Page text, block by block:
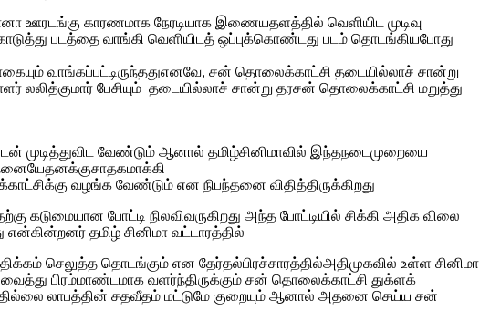
ஊரடங்கு காரணமாக நேரடியாக இணையதளத்தில் வெளியிட முடிவு
படத்தை வாங்கி வெளியிடத் ஒப்புக்கொண்டது படம் தொடங்கியபோது
வாங்கப்பட்டிருந்ததுஎனவே, சன் தொலைக்காட்சி தடையில்லாச் சான்று
பேசியும் தடையில்லாச் சான்று தரசன் தொலைக்காட்சி மறுத்து
முடித்துவிட வேண்டும் ஆனால் தமிழ்சினிமாவில் இந்தநடைமுறையை
வழங்க வேண்டும் என நிபந்தனை விதித்திருக்கிறது
கடுமையான போட்டி நிலவிவருகிறது அந்த போட்டியில் சிக்கி அதிக விலை
தமிழ் சினிமா வட்டாரத்தில்
செலுத்த தொடங்கும் என தேர்தல்பிரச்சாரத்தில்அதிமுகவில் உள்ள சினிமா
வைத்து பிரம்மாண்டமாக வளர்ந்திருக்கும் சன் தொலைக்காட்சி துக்ளக்
லாபத்தின் சதவீதம் மட்டுமே குறையும் ஆனால் அதனை செய்ய சன்